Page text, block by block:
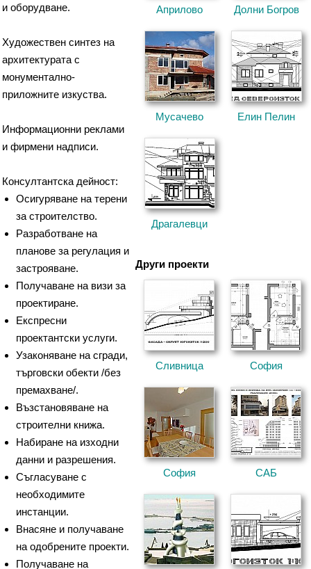
Априлово Долни Богров
Мусачево Елин Пелин
Драгалевци
Други проекти
Сливница София
София САБ
и оборудване.
Художествен синтез на
архитектурата с
монументално-
приложните изкуства.
Информационни реклами
и фирмени надписи.
Консултантска дейност:
Осигуряване на терени
за строителство.
Разработване на
планове за регулация и
застрояване.
Получаване на визи за
проектиране.
Експресни
проектантски услуги.
Узаконяване на сгради,
търговски обекти /без
премахване/.
Възстановяване на
строителни книжа.
Набиране на изходни
данни и разрешения.
Съгласуване с
необходимите
инстанции.
Внасяне и получаване
на одобрените проекти.
Получаване на